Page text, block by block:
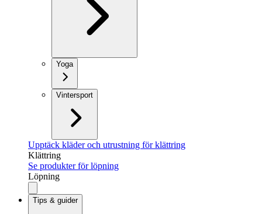
Yoga
Vintersport
Upptäck kläder och utrustning för klättring
Klättring
Se produkter för löpning
Löpning
Tips & guider